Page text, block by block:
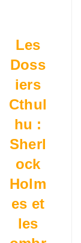
Les
Doss
iers
Cthul
hu :
Sherl
ock
Holm
es et
les